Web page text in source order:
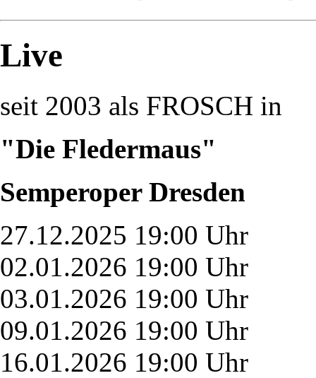
Live
seit 2003 als FROSCH in
"Die Fledermaus"
Semperoper Dresden
27.12.2025 19:00 Uhr
02.01.2026 19:00 Uhr
03.01.2026 19:00 Uhr
09.01.2026 19:00 Uhr
16.01.2026 19:00 Uhr